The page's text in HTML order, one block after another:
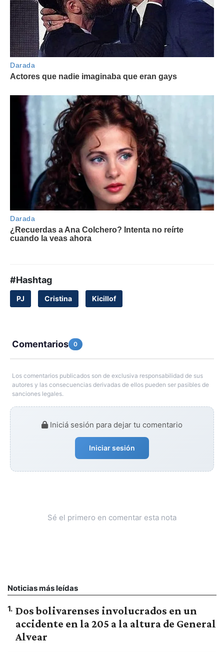
#Hashtag
PJ Cristina Kicillof
Comentarios 0
Los comentarios publicados son de exclusiva responsabilidad de sus
autores y las consecuencias derivadas de ellos pueden ser pasibles de
sanciones legales.
Iniciá sesión para dejar tu comentario
Iniciar sesión
Sé el primero en comentar esta nota
Noticias más leídas
1. Dos bolivarenses involucrados en un
accidente en la 205 a la altura de General
Alvear